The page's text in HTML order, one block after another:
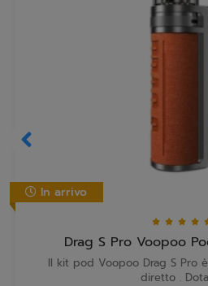
In arrivo
Drag S Pro Voopoo
Il kit pod Voopoo Drag S Pro
diretto .